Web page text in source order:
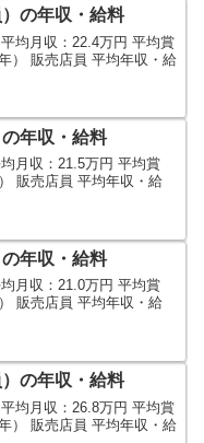
の年収・給料
均月収：22.4万円 平均賞
） 販売店員 平均年収・給
年収・給料
月収：21.5万円 平均賞
販売店員 平均年収・給
年収・給料
月収：21.0万円 平均賞
販売店員 平均年収・給
の年収・給料
均月収：26.8万円 平均賞
） 販売店員 平均年収・給